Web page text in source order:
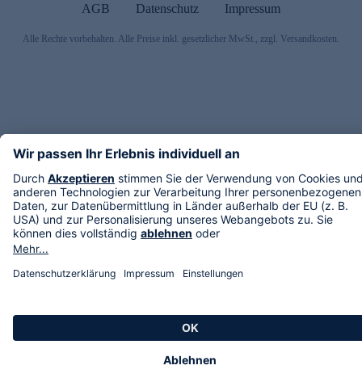
AGB Datenschutz Impressum
Alle Rechte vorbehalten. Alle Preise inkl. gesetzlicher MwSt., zzgl. Versandkosten.